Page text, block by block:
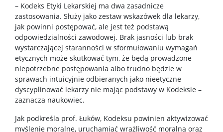
– Kodeks Etyki Lekarskiej ma dwa zasadnicze
zastosowania. Służy jako zestaw wskazówek dla lekarzy,
jak powinni postępować, ale jest też podstawą
odpowiedzialności zawodowej. Brak jasności lub brak
wystarczającej staranności w sformułowaniu wymagań
etycznych może skutkować tym, że będą prowadzone
niepotrzebne postępowania albo trudno będzie w
sprawach intuicyjnie odbieranych jako nieetyczne
dyscyplinować lekarzy nie mając podstawy w Kodeksie –
zaznacza naukowiec.
Jak podkreśla prof. Łuków, Kodeksu powinien aktywizować
myślenie moralne, uruchamiać wrażliwość moralną oraz